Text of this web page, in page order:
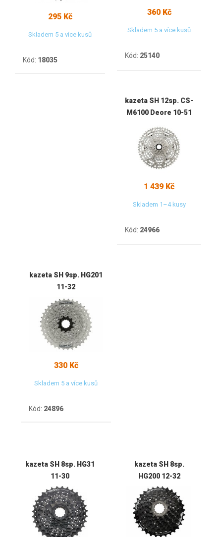
295 Kč
Skladem 5 a více kusů
Kód: 18035
360 Kč
Skladem 5 a více kusů
Kód: 25140
kazeta SH 12sp. CS-
M6100 Deore 10-51
1 439 Kč
Skladem 1–4 kusy
Kód: 24966
kazeta SH 9sp. HG201
11-32
330 Kč
Skladem 5 a více kusů
Kód: 24896
kazeta SH 8sp. HG31
11-30
kazeta SH 8sp.
HG200 12-32